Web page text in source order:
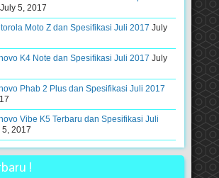
July 5, 2017
Moto Z dan Spesifikasi Juli 2017 July
K4 Note dan Spesifikasi Juli 2017 July
Phab 2 Plus dan Spesifikasi Juli 2017
Vibe K5 Terbaru dan Spesifikasi Juli
5, 2017
!